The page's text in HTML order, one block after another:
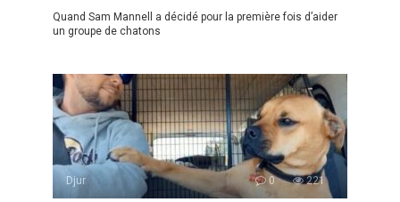
Quand Sam Mannell a décidé pour la première fois d’aider
un groupe de chatons
Djur 0 221